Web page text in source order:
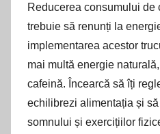
Reducerea consumului de
trebuie să renunți la
implementarea acestor
mai multă energie
cafeină. Încearcă să îți
echilibrezi alimentația și
somnului și exercițiilor